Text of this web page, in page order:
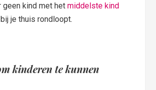
geen kind met hetmiddelste kind
bij je thuis rondloopt.
kinderen te kunnen